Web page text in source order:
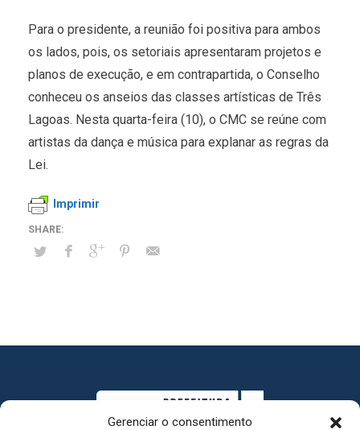
Gerenciar o consentimento
Para o presidente, a reunião foi positiva para ambos
os lados, pois, os setoriais apresentaram projetos e
planos de execução, e em contrapartida, o Conselho
conheceu os anseios das classes artísticas de Três
Lagoas. Nesta quarta-feira (10), o CMC se reúne com
artistas da dança e música para explanar as regras da
Lei.
Imprimir